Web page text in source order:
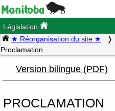
Législation
★ Réorganisation du site ★
Proclamation
Version bilingue (PDF)
PROCLAMATION